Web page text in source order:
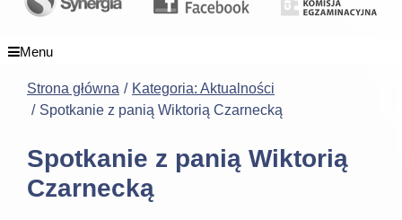
Menu
Strona główna
Kategoria: Aktualności
Spotkanie z panią Wiktorią Czarnecką
Spotkanie z panią Wiktorią
Czarnecką